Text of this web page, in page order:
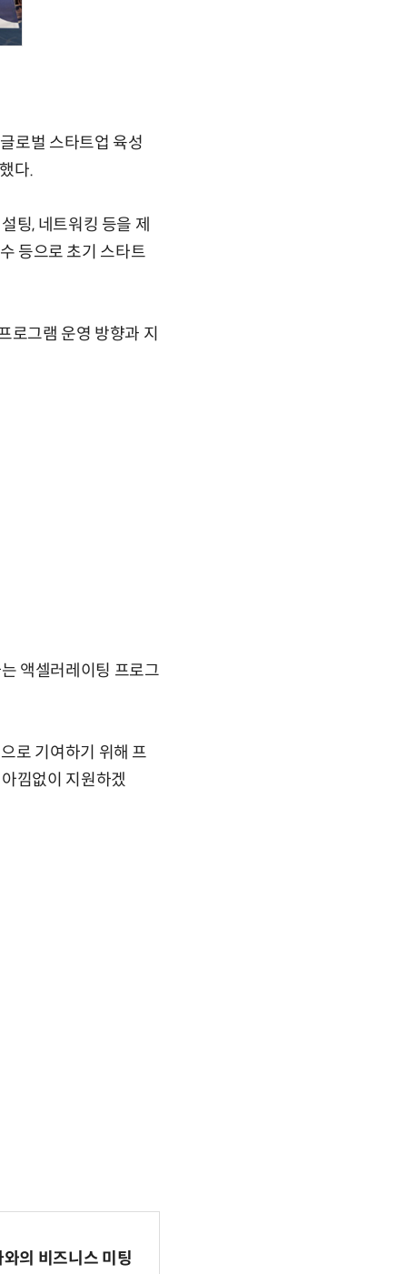
로벌 스타트업 육성
다.
팅, 네트워킹 등을 제
등으로 초기 스타트
로그램 운영 방향과 지
액셀러레이팅 프로그
로 기여하기 위해 프
낌없이 지원하겠
의 비즈니스 미팅